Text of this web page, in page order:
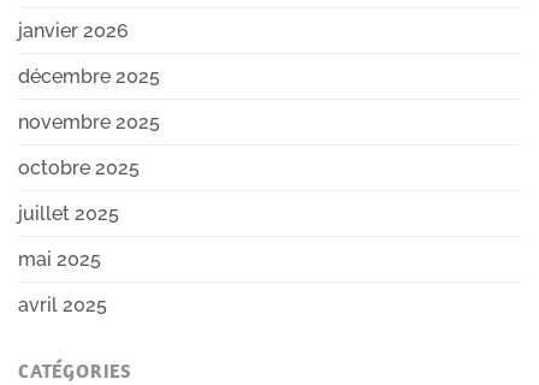
janvier 2026
décembre 2025
novembre 2025
octobre 2025
juillet 2025
mai 2025
avril 2025
CATÉGORIES